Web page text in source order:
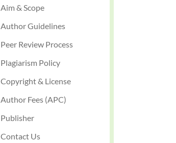
Aim & Scope
Author Guidelines
Peer Review Process
Plagiarism Policy
Copyright & License
Author Fees (APC)
Publisher
Contact Us